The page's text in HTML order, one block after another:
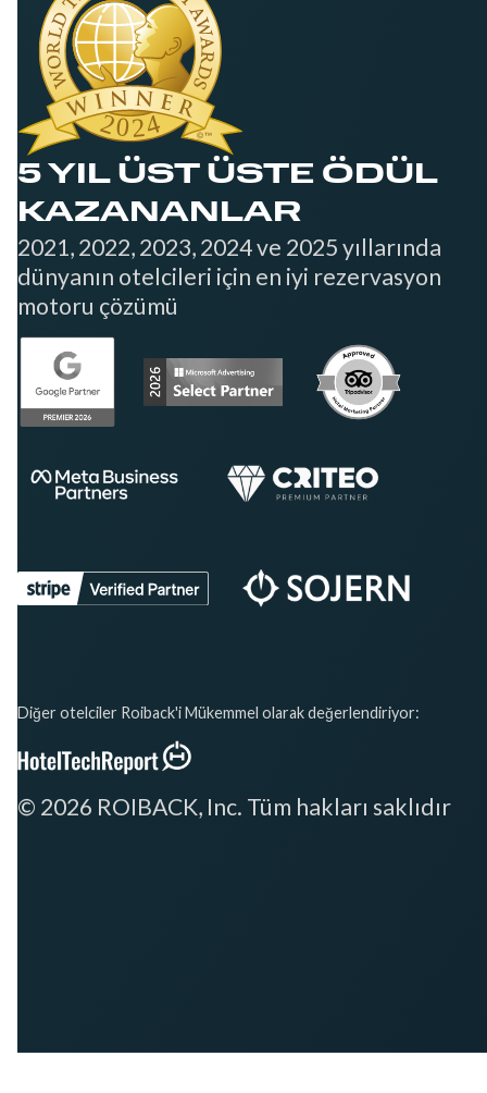
5 YIL ÜST ÜSTE ÖDÜL
KAZANANLAR
2021, 2022, 2023, 2024 ve 2025 yıllarında
dünyanın otelcileri için en iyi rezervasyon
motoru çözümü
Diğer otelciler Roiback'i Mükemmel olarak değerlendiriyor:
© 2026 ROIBACK, Inc. Tüm hakları saklıdır